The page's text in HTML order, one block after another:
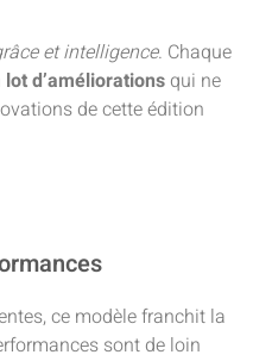
et intelligence. Chaque
lot d’améliorations qui ne
de cette édition
ce modèle franchit la
sont de loin